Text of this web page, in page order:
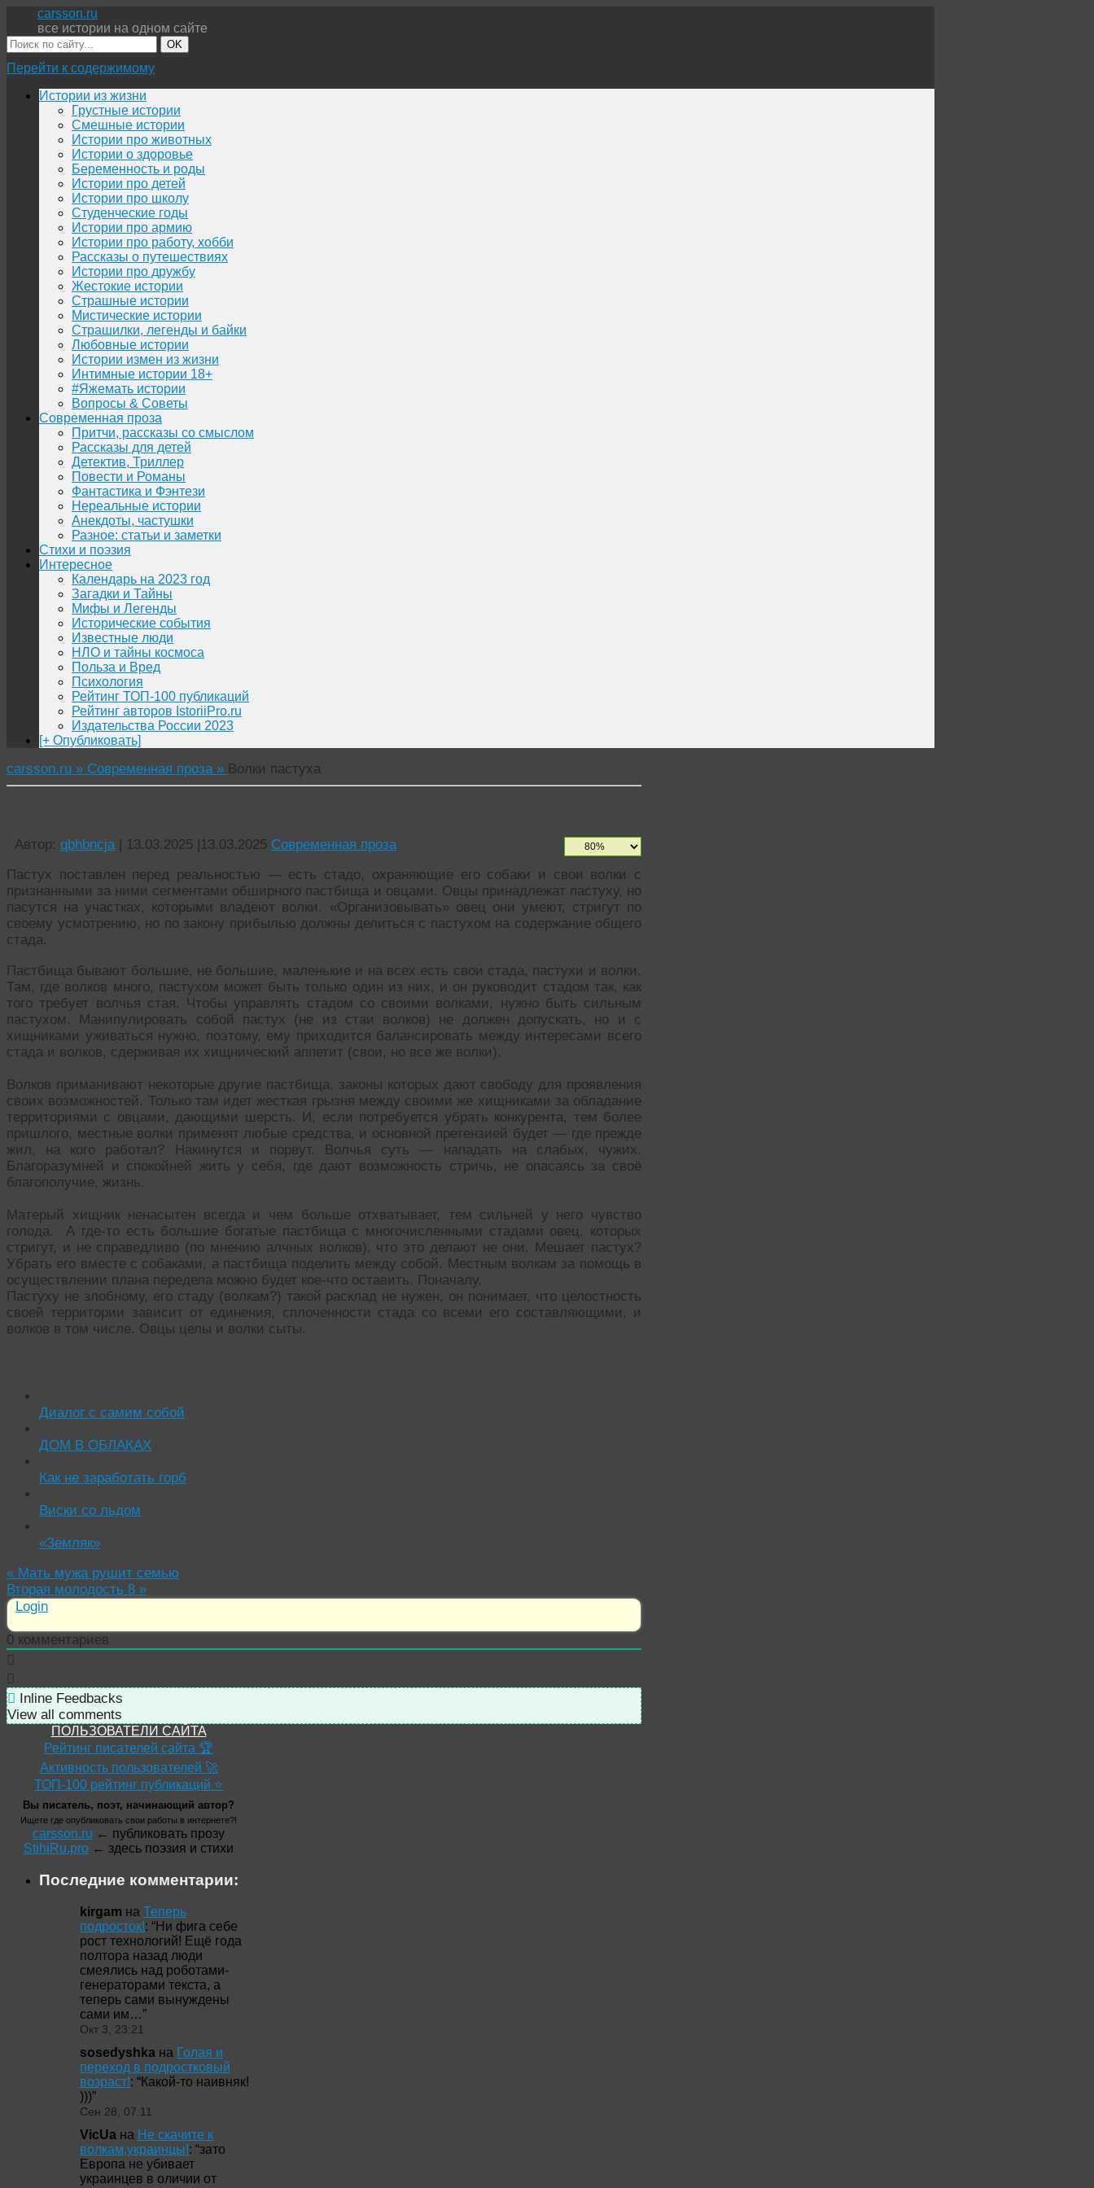
carsson.ru
все истории на одном сайте
OK
Перейти к содержимому
Истории из жизни
Грустные истории
Смешные истории
Истории про животных
Истории о здоровье
Беременность и роды
Истории про детей
Истории про школу
Студенческие годы
Истории про армию
Истории про работу, хобби
Рассказы о путешествиях
Истории про дружбу
Жестокие истории
Страшные истории
Мистические истории
Страшилки, легенды и байки
Любовные истории
Истории измен из жизни
Интимные истории 18+
#Яжемать истории
Вопросы & Советы
Современная проза
Притчи, рассказы со смыслом
Рассказы для детей
Детектив, Триллер
Повести и Романы
Фантастика и Фэнтези
Нереальные истории
Анекдоты, частушки
Разное: статьи и заметки
Стихи и поэзия
Интересное
Календарь на 2023 год
Загадки и Тайны
Мифы и Легенды
Исторические события
Известные люди
НЛО и тайны космоса
Польза и Вред
Психология
Рейтинг ТОП-100 публикаций
Рейтинг авторов IstoriiPro.ru
Издательства России 2023
[+ Опубликовать]
carsson.ru » Современная проза » Волки пастуха
Автор: qbhbncja | 13.03.2025 |13.03.2025 Современная проза
Пастух поставлен перед реальностью — есть стадо, охраняющие его собаки и свои волки с
признанными за ними сегментами обширного пастбища и овцами. Овцы принадлежат пастуху, но
пасутся на участках, которыми владеют волки. «Организовывать» овец они умеют, стригут по
своему усмотрению, но по закону прибылью должны делиться с пастухом на содержание общего
стада.
Пастбища бывают большие, не большие, маленькие и на всех есть свои стада, пастухи и волки.
Там, где волков много, пастухом может быть только один из них, и он руководит стадом так, как
того требует волчья стая. Чтобы управлять стадом со своими волками, нужно быть сильным
пастухом. Манипулировать собой пастух (не из стаи волков) не должен допускать, но и с
хищниками уживаться нужно, поэтому, ему приходится балансировать между интересами всего
стада и волков, сдерживая их хищнический аппетит (свои, но все же волки).
Волков приманивают некоторые другие пастбища, законы которых дают свободу для проявления
своих возможностей. Только там идет жесткая грызня между своими же хищниками за обладание
территориями с овцами, дающими шерсть. И, если потребуется убрать конкурента, тем более
пришлого, местные волки применят любые средства, и основной претензией будет — где прежде
жил, на кого работал? Накинутся и порвут. Волчья суть — нападать на слабых, чужих.
Благоразумней и спокойней жить у себя, где дают возможность стричь, не опасаясь за своё
благополучие, жизнь.
Матерый хищник ненасытен всегда и чем больше отхватывает, тем сильней у него чувство
голода. А где-то есть большие богатые пастбища с многочисленными стадами овец, которых
стригут, и не справедливо (по мнению алчных волков), что это делают не они. Мешает пастух?
Убрать его вместе с собаками, а пастбища поделить между собой. Местным волкам за помощь в
осуществлении плана передела можно будет кое-что оставить. Поначалу.
Пастуху не злобному, его стаду (волкам?) такой расклад не нужен, он понимает, что целостность
своей территории зависит от единения, сплоченности стада со всеми его составляющими, и
волков в том числе. Овцы целы и волки сыты.
Диалог с самим собой
ДОМ В ОБЛАКАХ
Как не заработать горб
Виски со льдом
«Земляк»
« Мать мужа рушит семью
Вторая молодость 8 »
Login
0 комментариев
Inline Feedbacks
View all comments
ПОЛЬЗОВАТЕЛИ САЙТА
Рейтинг писателей сайта 🏆
Активность пользователей 🚀
ТОП-100 рейтинг публикаций ⭐
Вы писатель, поэт, начинающий автор?
Ищете где опубликовать свои работы в интернете?!
carsson.ru ← публиковать прозу
StihiRu.pro ← здесь поэзия и стихи
Последние комментарии:
kirgam на Теперь
подросток!: “Ни фига себе
рост технологий! Ещё года
полтора назад люди
смеялись над роботами-
генераторами текста, а
теперь сами вынуждены
сами им…”
Окт 3, 23:21
sosedyshka на Голая и
переход в подростковый
возраст!: “Какой-то наивняк!
)))”
Сен 28, 07:11
VicUa на Не скачите к
волкам,украинцы!: “зато
Европа не убивает
украинцев в оличии от